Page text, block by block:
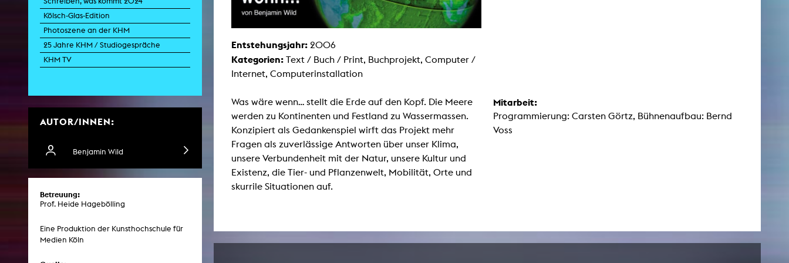
Kölsch-Glas-Edition
Photoszene an der KHM
25 Jahre KHM / Studiogespräche
KHM TV
AUTOR/INNEN:
Benjamin Wild
Betreuung:
Prof. Heide Hagebölling
Eine Produktion der Kunsthochschule für
Medien Köln
Entstehungsjahr: 2006
Kategorien: Text / Buch / Print, Buchprojekt, Computer /
Internet, Computerinstallation
Was wäre wenn... stellt die Erde auf den Kopf. Die Meere
werden zu Kontinenten und Festland zu Wassermassen.
Konzipiert als Gedankenspiel wirft das Projekt mehr
Fragen als zuverlässige Antworten über unser Klima,
unsere Verbundenheit mit der Natur, unsere Kultur und
Existenz, die Tier- und Pflanzenwelt, Mobilität, Orte und
skurrile Situationen auf.
Mitarbeit:
Programmierung: Carsten Görtz, Bühnenaufbau: Bernd
Voss
Malerei / Skulptur
Multispecies Storytelling
Netze
Zeitgenössische Kunst / Globaler Süden
Kunst- und Medienwissenschaften
Kunstwissenschaft mit erweitertem Materialbegriff
Labore / Studios
Animationsstudio
Aula
Case – Projektraum Fotgrafie
Computer Seminarraum
3-D-Labor
exMedia Lab
Filmstudios
Fotolabor
Kameratechnik
Schnittplätze